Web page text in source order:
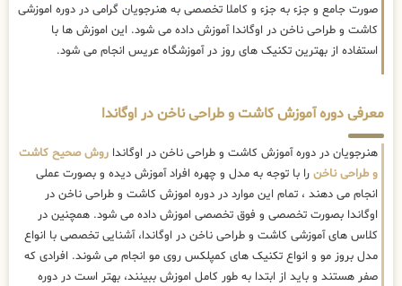
صورت جامع و جزء به جزء و کاملا تخصصی به هنرجویان گرامی در دوره اموزشی
کاشت و طراحی ناخن در اوگاندا آموزش داده می شود. این اموزش ها با
استفاده از بهترین تکنیک های روز در آموزشگاه عریس انجام می شود.
معرفی دوره آموزش کاشت و طراحی ناخن در اوگاندا
هنرجویان در دوره آموزش کاشت و طراحی ناخن در اوگاندا روش صحیح کاشت
و طراحی ناخن را با توجه به مدل و چهره افراد آموزش دیده و بصورت عملی
انجام می دهند ، تمام این موارد در دوره اموزش کاشت و طراحی ناخن در
اوگاندا بصورت تخصصی و فوق تخصصی اموزش داده می شود. همچنین در
کلاس های آموزشی کاشت و طراحی ناخن در اوگاندا، آشنایی تخصصی با انواع
مدل بروز مو و انواع تکنیک های کمپلکس روی مو انجام می شوند. افرادی که
صفر هستند و باید از ابتدا به طور کامل اموزش ببینند، بهتر است در دوره